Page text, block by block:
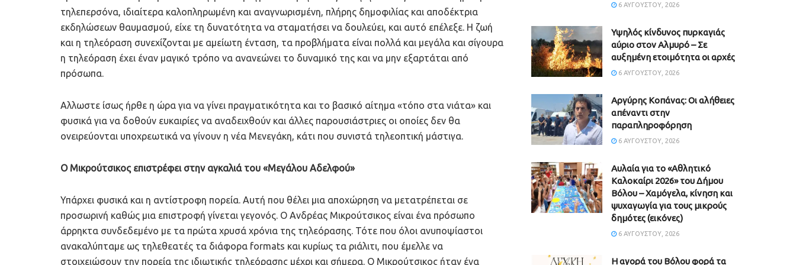
τηλεπερσόνα, ιδιαίτερα καλοπληρωμένη και αναγνωρισμένη, πλήρης δημοφιλίας και αποδέκτρια
εκδηλώσεων θαυμασμού, είχε τη δυνατότητα να σταματήσει να δουλεύει, και αυτό επέλεξε. Η ζωή
και η τηλεόραση συνεχίζονται με αμείωτη ένταση, τα προβλήματα είναι πολλά και μεγάλα και σίγουρα
η τηλεόραση έχει έναν μαγικό τρόπο να ανανεώνει το δυναμικό της και να μην εξαρτάται από
πρόσωπα.
Αλλωστε ίσως ήρθε η ώρα για να γίνει πραγματικότητα και το βασικό αίτημα «τόπο στα νιάτα» και
φυσικά για να δοθούν ευκαιρίες να αναδειχθούν και άλλες παρουσιάστριες οι οποίες δεν θα
ονειρεύονται υποχρεωτικά να γίνουν η νέα Μενεγάκη, κάτι που συνιστά τηλεοπτική μάστιγα.
Ο Μικρούτσικος επιστρέφει στην αγκαλιά του «Μεγάλου Αδελφού»
Υπάρχει φυσικά και η αντίστροφη πορεία. Αυτή που θέλει μια αποχώρηση να μετατρέπεται σε
προσωρινή καθώς μια επιστροφή γίνεται γεγονός. Ο Ανδρέας Μικρούτσικος είναι ένα πρόσωπο
άρρηκτα συνδεδεμένο με τα πρώτα χρυσά χρόνια της τηλεόρασης. Τότε που όλοι ανυποψίαστοι
ανακαλύπταμε ως τηλεθεατές τα διάφορα formats και κυρίως τα ριάλιτι, που έμελλε να
στοιχειώσουν την πορεία της ιδιωτικής τηλεόρασης μέχρι και σήμερα. Ο Μικρούτσικος ήταν ένα
6 ΑΥΓΟΎΣΤΟΥ, 2026
Υψηλός κίνδυνος πυρκαγιάς
αύριο στον Αλμυρό – Σε
αυξημένη ετοιμότητα οι αρχές
6 ΑΥΓΟΎΣΤΟΥ, 2026
Aργύρης Κοπάνας: Οι αλήθειες
απέναντι στην
παραπληροφόρηση
6 ΑΥΓΟΎΣΤΟΥ, 2026
Αυλαία για το «Αθλητικό
Καλοκαίρι 2026» του Δήμου
Βόλου – Χαμόγελα, κίνηση και
ψυχαγωγία για τους μικρούς
δημότες (εικόνες)
6 ΑΥΓΟΎΣΤΟΥ, 2026
Η αγορά του Βόλου φορά τα